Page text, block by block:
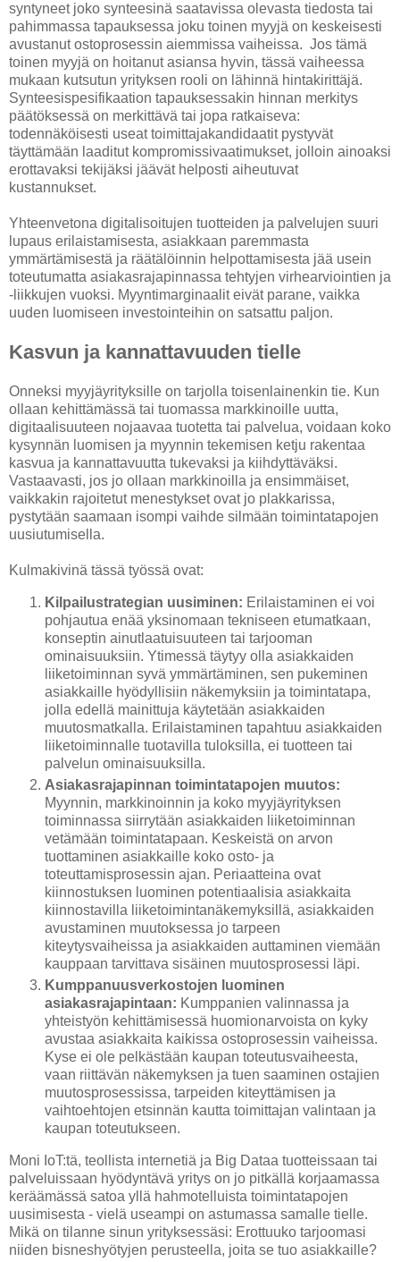
syntyneet joko synteesinä saatavissa olevasta tiedosta tai
pahimmassa tapauksessa joku toinen myyjä on keskeisesti
avustanut ostoprosessin aiemmissa vaiheissa. Jos tämä
toinen myyjä on hoitanut asiansa hyvin, tässä vaiheessa
mukaan kutsutun yrityksen rooli on lähinnä hintakirittäjä.
Synteesispesifikaation tapauksessakin hinnan merkitys
päätöksessä on merkittävä tai jopa ratkaiseva:
todennäköisesti useat toimittajakandidaatit pystyvät
täyttämään laaditut kompromissivaatimukset, jolloin ainoaksi
erottavaksi tekijäksi jäävät helposti aiheutuvat
kustannukset.
Yhteenvetona digitalisoitujen tuotteiden ja palvelujen suuri
lupaus erilaistamisesta, asiakkaan paremmasta
ymmärtämisestä ja räätälöinnin helpottamisesta jää usein
toteutumatta asiakasrajapinnassa tehtyjen virhearviointien ja
-liikkujen vuoksi. Myyntimarginaalit eivät parane, vaikka
uuden luomiseen investointeihin on satsattu paljon.
Kasvun ja kannattavuuden tielle
Onneksi myyjäyrityksille on tarjolla toisenlainenkin tie. Kun
ollaan kehittämässä tai tuomassa markkinoille uutta,
digitaalisuuteen nojaavaa tuotetta tai palvelua, voidaan koko
kysynnän luomisen ja myynnin tekemisen ketju rakentaa
kasvua ja kannattavuutta tukevaksi ja kiihdyttäväksi.
Vastaavasti, jos jo ollaan markkinoilla ja ensimmäiset,
vaikkakin rajoitetut menestykset ovat jo plakkarissa,
pystytään saamaan isompi vaihde silmään toimintatapojen
uusiutumisella.
Kulmakivinä tässä työssä ovat:
Kilpailustrategian uusiminen: Erilaistaminen ei voi
pohjautua enää yksinomaan tekniseen etumatkaan,
konseptin ainutlaatuisuuteen tai tarjooman
ominaisuuksiin. Ytimessä täytyy olla asiakkaiden
liiketoiminnan syvä ymmärtäminen, sen pukeminen
asiakkaille hyödyllisiin näkemyksiin ja toimintatapa,
jolla edellä mainittuja käytetään asiakkaiden
muutosmatkalla. Erilaistaminen tapahtuu asiakkaiden
liiketoiminnalle tuotavilla tuloksilla, ei tuotteen tai
palvelun ominaisuuksilla.
Asiakasrajapinnan toimintatapojen muutos:
Myynnin, markkinoinnin ja koko myyjäyrityksen
toiminnassa siirrytään asiakkaiden liiketoiminnan
vetämään toimintatapaan. Keskeistä on arvon
tuottaminen asiakkaille koko osto- ja
toteuttamisprosessin ajan. Periaatteina ovat
kiinnostuksen luominen potentiaalisia asiakkaita
kiinnostavilla liiketoimintanäkemyksillä, asiakkaiden
avustaminen muutoksessa jo tarpeen
kiteytysvaiheissa ja asiakkaiden auttaminen viemään
kauppaan tarvittava sisäinen muutosprosessi läpi.
Kumppanuusverkostojen luominen
asiakasrajapintaan: Kumppanien valinnassa ja
yhteistyön kehittämisessä huomionarvoista on kyky
avustaa asiakkaita kaikissa ostoprosessin vaiheissa.
Kyse ei ole pelkästään kaupan toteutusvaiheesta,
vaan riittävän näkemyksen ja tuen saaminen ostajien
muutosprosessissa, tarpeiden kiteyttämisen ja
vaihtoehtojen etsinnän kautta toimittajan valintaan ja
kaupan toteutukseen.
Moni IoT:tä, teollista internetiä ja Big Dataa tuotteissaan tai
palveluissaan hyödyntävä yritys on jo pitkällä korjaamassa
keräämässä satoa yllä hahmotelluista toimintatapojen
uusimisesta - vielä useampi on astumassa samalle tielle.
Mikä on tilanne sinun yrityksessäsi: Erottuuko tarjoomasi
niiden bisneshyötyjen perusteella, joita se tuo asiakkaille?